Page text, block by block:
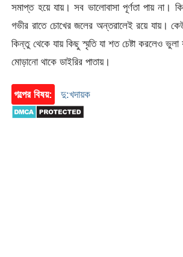
সমাপ্ত হয়ে যায়। সব ভালোবাসা পূর্ণতা পায় না।
গভীর রাতে চোখের জলের অন্তরালেই রয়ে যায়।
কিন্তু থেকে যায় কিছু স্মৃতি যা শত চেষ্টা করলেও
মোড়ানো থাকে ডাইরির পাতায়।
গল্পের বিষয়: দু:খদায়ক